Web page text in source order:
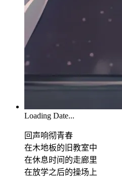
Loading Date...
回声响彻青春
在木地板的旧教室中
在休息时间的走廊里
在放学之后的操场上